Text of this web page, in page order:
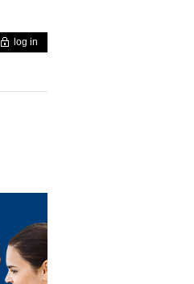
log in